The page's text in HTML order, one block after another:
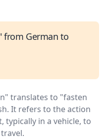
from German to
translates to "fasten
It refers to the action
typically in a vehicle, to